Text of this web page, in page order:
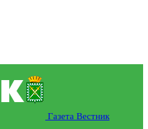
Газета Вестник